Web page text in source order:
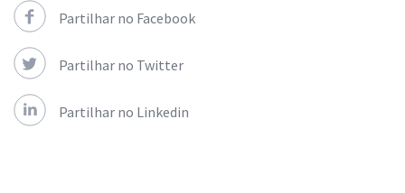
Partilhar no Facebook
Partilhar no Twitter
Partilhar no Linkedin